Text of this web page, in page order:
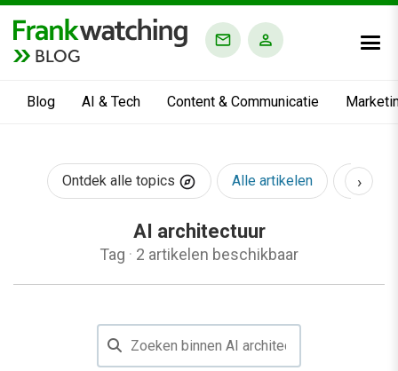
BLOG
Blog AI & Tech Content & Communicatie
Ontdek alle topics Alle artikelen AI &
›
AI architectuur
Tag · 2 artikelen beschikbaar